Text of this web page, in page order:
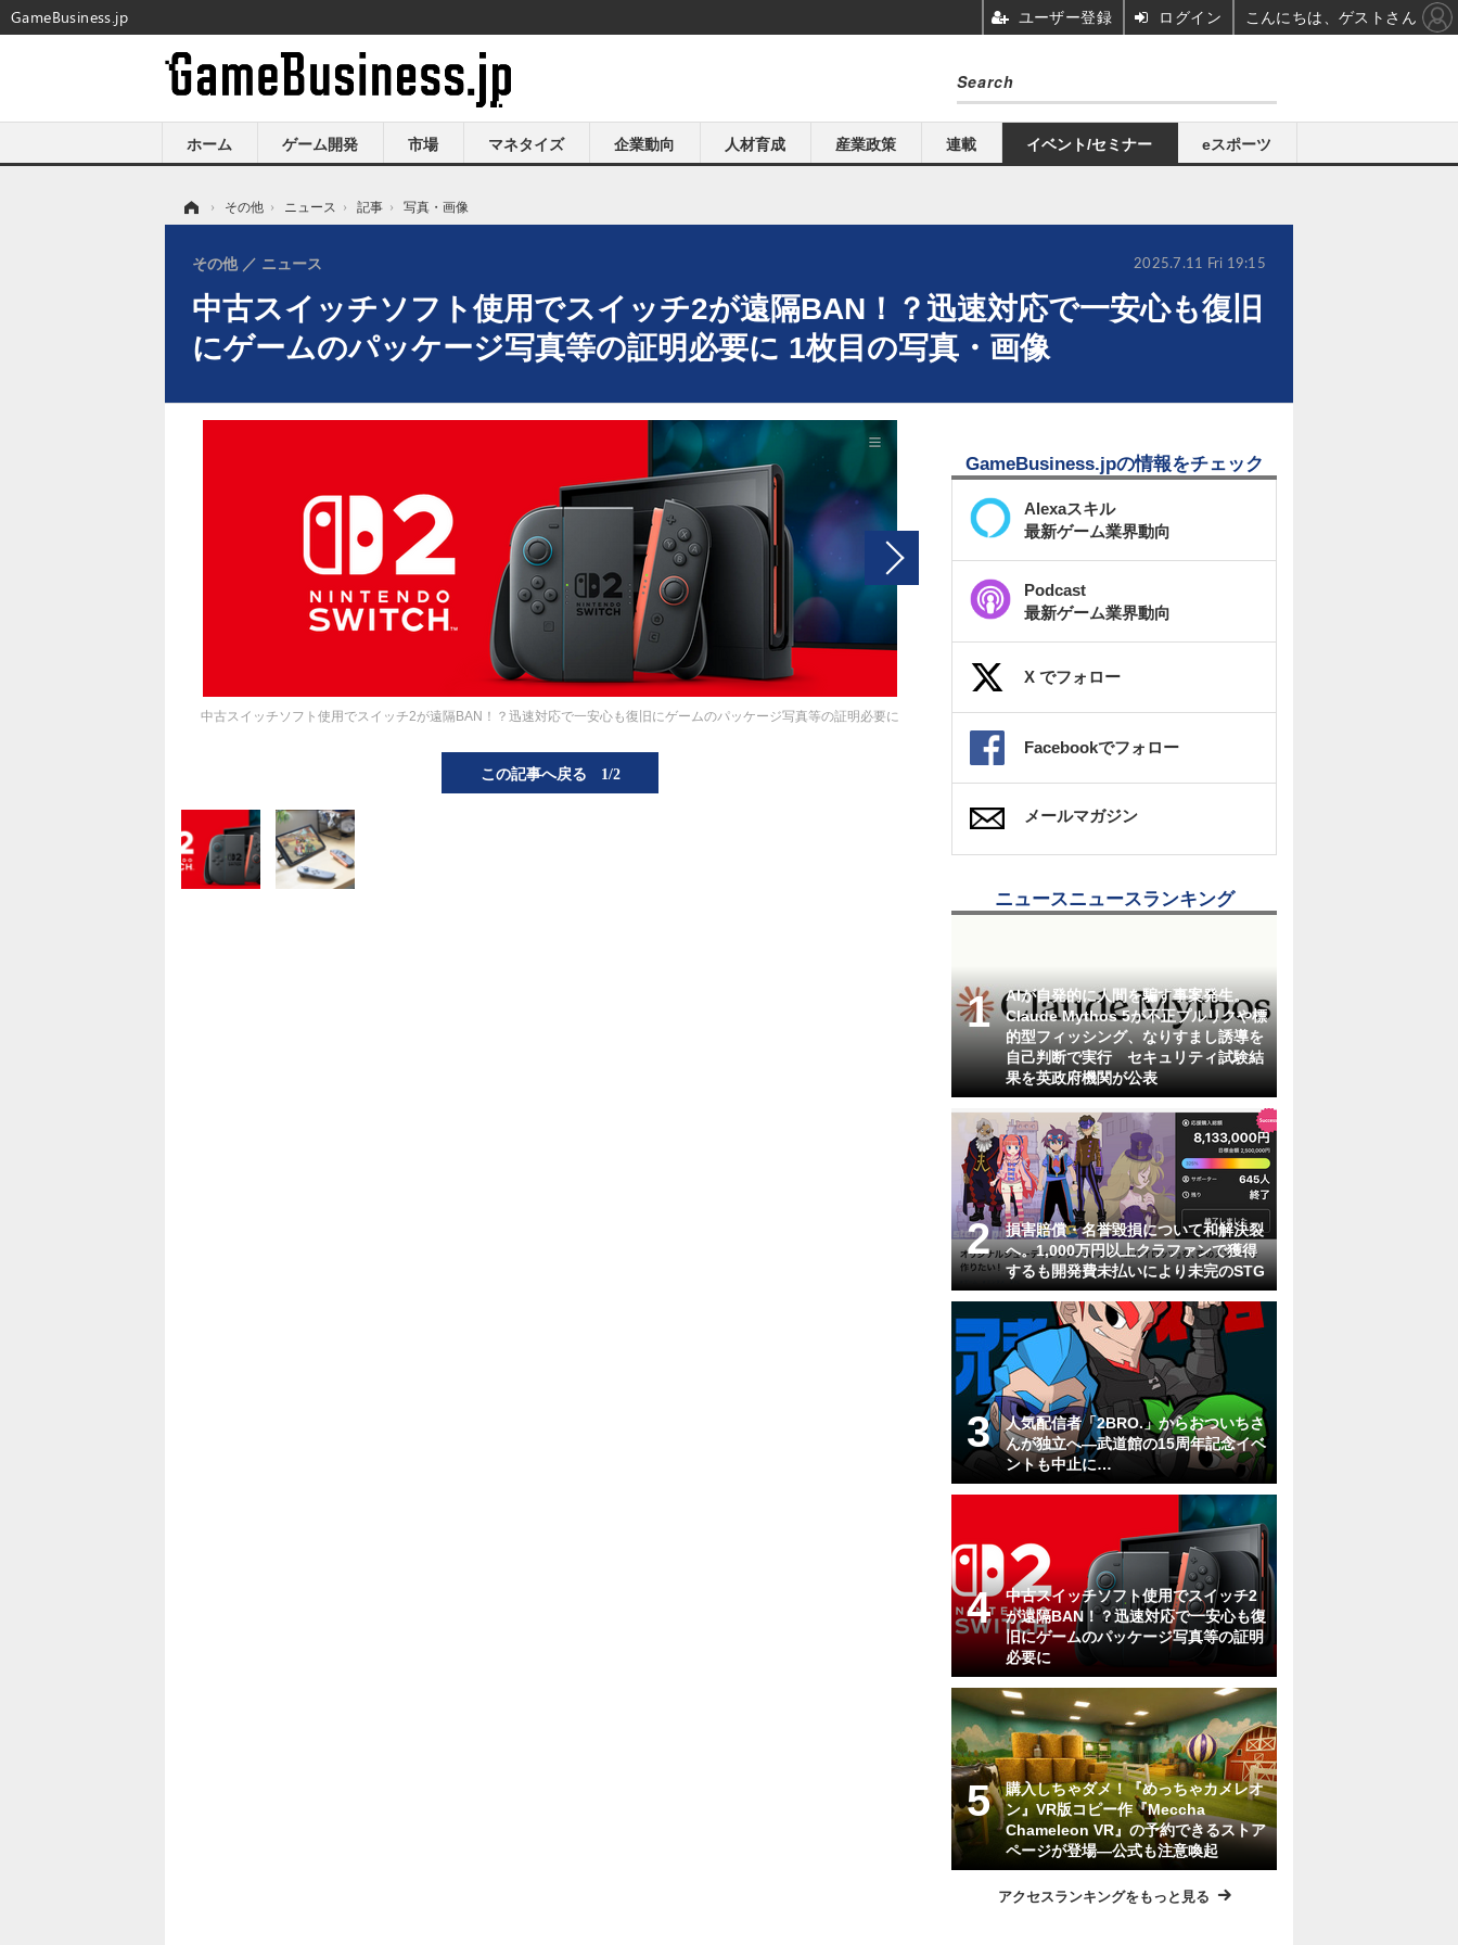
ホーム ゲーム開発 市場 マネタイズ 企業動向 人材育成 産業政策 連載 イベント/セミナー eスポーツ
› その他 › ニュース › 記事 › 写真・画像
中古スイッチソフト使用でスイッチ2が遠隔BAN！？迅速対応で一安心も復旧
にゲームのパッケージ写真等の証明必要に 1枚目の写真・画像
その他 ニュース 2025.7.11 Fri 19:15
中古スイッチソフト使用でスイッチ2が遠隔BAN！？迅速対応で一安心も復旧にゲームのパッケージ写真等の証明必要に
この記事へ戻る 1/2
GameBusiness.jpの情報をチェック
Alexaスキル
最新ゲーム業界動向
Podcast
最新ゲーム業界動向
X でフォロー
Facebookでフォロー
メールマガジン
ニュースニュースランキング
AIが自発的に人間を騙す事案発生。
Claude Mythos 5が不正プルリクや標
的型フィッシング、なりすまし誘導を
自己判断で実行 セキュリティ試験結
果を英政府機関が公表
損害賠償・名誉毀損について和解決裂
へ。1,000万円以上クラファンで獲得
するも開発費未払いにより未完のSTG
人気配信者「2BRO.」からおついちさ
んが独立へ―武道館の15周年記念イベ
ントも中止に…
中古スイッチソフト使用でスイッチ2
が遠隔BAN！？迅速対応で一安心も復
旧にゲームのパッケージ写真等の証明
必要に
購入しちゃダメ！『めっちゃカメレオ
ン』VR版コピー作『Meccha
Chameleon VR』の予約できるストア
ページが登場―公式も注意喚起
アクセスランキングをもっと見る
GameBusiness.jp ユーザー登録 ログイン こんにちは、ゲストさん